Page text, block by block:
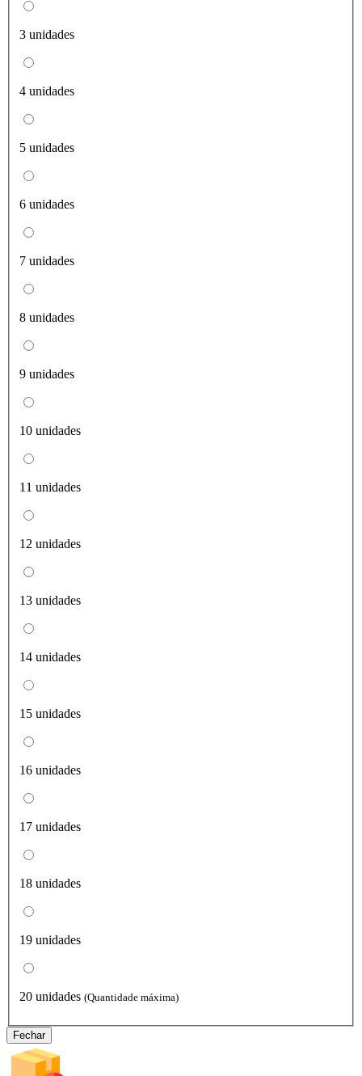
3 unidades
4 unidades
5 unidades
6 unidades
7 unidades
8 unidades
9 unidades
10 unidades
11 unidades
12 unidades
13 unidades
14 unidades
15 unidades
16 unidades
17 unidades
18 unidades
19 unidades
20 unidades (Quantidade máxima)
Fechar